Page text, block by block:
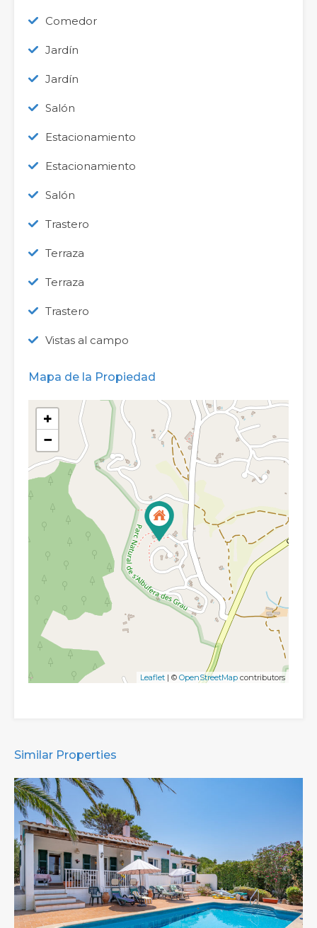
Comedor
Jardín
Jardín
Salón
Estacionamiento
Estacionamiento
Salón
Trastero
Terraza
Terraza
Trastero
Vistas al campo
Mapa de la Propiedad
+
−
Leaflet | © OpenStreetMap contributors
Similar Properties